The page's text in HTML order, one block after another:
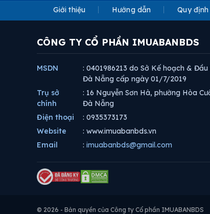
Giới thiệu Hướng dẫn Quy định
CÔNG TY CỔ PHẦN IMUABANBDS
MSDN
: 0401986213 do Sở Kế hoạch & Đầu
Đà Nẵng cấp ngày 01/7/2019
Trụ sở
chính
: 16 Nguyễn Sơn Hà, phường Hòa
Đà Nẵng
Điện thoại
: 0935373173
Website
: www.imuabanbds.vn
Email
: imuabanbds@gmail.com
© 2026 - Bản quyền của Công ty Cổ phần IMUABANBDS